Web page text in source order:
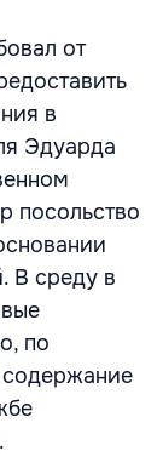
от
в
Эдуарда
посольство
В среду в
по